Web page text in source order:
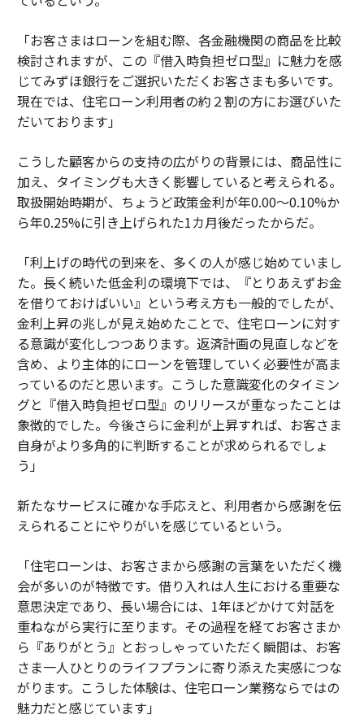
「お客さまはローンを組む際、各金融機関の商品を比較
検討されますが、この『借入時負担ゼロ型』に魅力を感
じてみずほ銀行をご選択いただくお客さまも多いです。
現在では、住宅ローン利用者の約２割の方にお選びいた
だいております」
こうした顧客からの支持の広がりの背景には、商品性に
加え、タイミングも大きく影響していると考えられる。
取扱開始時期が、ちょうど政策金利が年0.00〜0.10%か
ら年0.25%に引き上げられた1カ月後だったからだ。
「利上げの時代の到来を、多くの人が感じ始めていまし
た。長く続いた低金利の環境下では、『とりあえずお金
を借りておけばいい』という考え方も一般的でしたが、
金利上昇の兆しが見え始めたことで、住宅ローンに対す
る意識が変化しつつあります。返済計画の見直しなどを
含め、より主体的にローンを管理していく必要性が高ま
っているのだと思います。こうした意識変化のタイミン
グと『借入時負担ゼロ型』のリリースが重なったことは
象徴的でした。今後さらに金利が上昇すれば、お客さま
自身がより多角的に判断することが求められるでしょ
う」
新たなサービスに確かな手応えと、利用者から感謝を伝
えられることにやりがいを感じているという。
「住宅ローンは、お客さまから感謝の言葉をいただく機
会が多いのが特徴です。借り入れは人生における重要な
意思決定であり、長い場合には、1年ほどかけて対話を
重ねながら実行に至ります。その過程を経てお客さまか
ら『ありがとう』とおっしゃっていただく瞬間は、お客
さま一人ひとりのライフプランに寄り添えた実感につな
がります。こうした体験は、住宅ローン業務ならではの
魅力だと感じています」